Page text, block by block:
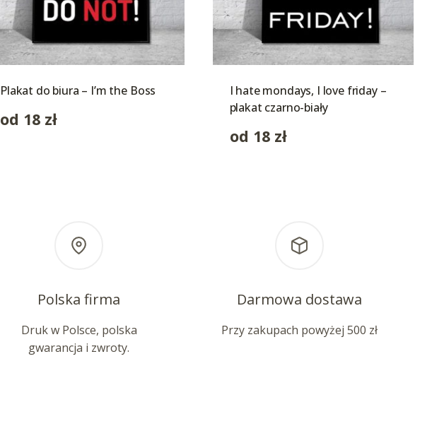
Plakat do biura – I’m the Boss
od 18 zł
I hate mondays, I love friday –
plakat czarno-biały
od 18 zł
Polska firma
Druk w Polsce, polska
gwarancja i zwroty.
Darmowa dostawa
Przy zakupach powyżej 500 zł